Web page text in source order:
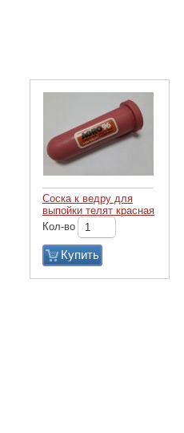
Соска к ведру для
выпойки телят красная
Кол-во
Купить